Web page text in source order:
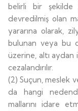
belirli bir şekilde
devredilmiş olan
yararına olarak,
bulunan veya bu
üzerine, altı aydan
cezalandırılır.
(2) Suçun, meslek
da hangi
mallarını idare